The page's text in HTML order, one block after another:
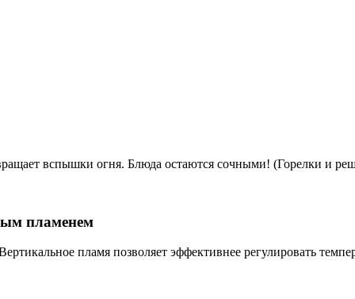
вспышки огня. Блюда остаются сочными! (Горелки и
пламенем
пламя позволяет эффективнее регулировать